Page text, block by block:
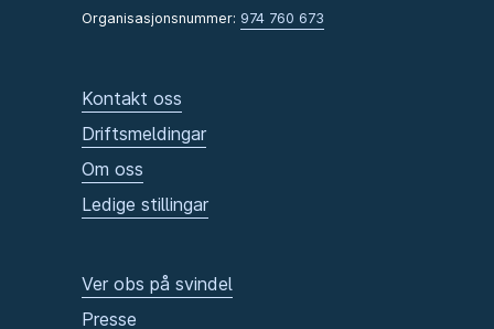
Organisasjonsnummer: 974 760 673
Kontakt oss
Driftsmeldingar
Om oss
Ledige stillingar
Ver obs på svindel
Presse